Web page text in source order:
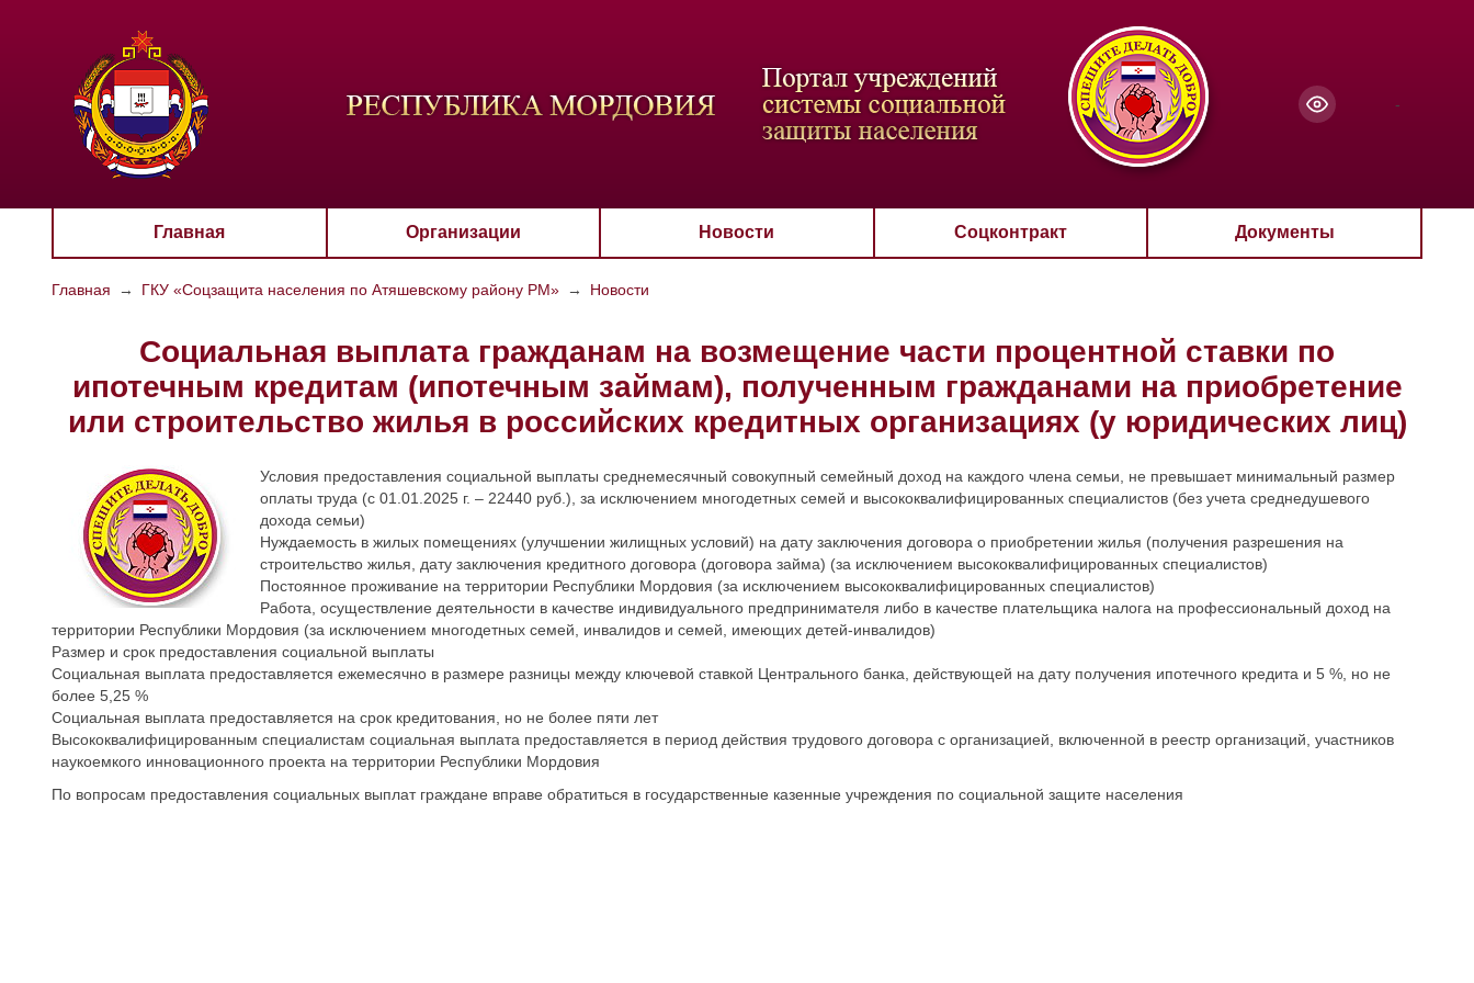
Скрыть Ч/б
-
Главная Организации Новости Соцконтракт Документы
Главная → ГКУ «Соцзащита населения по Атяшевскому району РМ» → Новости
Социальная выплата гражданам на возмещение части процентной ставки по
ипотечным кредитам (ипотечным займам), полученным гражданами на приобретение
или строительство жилья в российских кредитных организациях (у юридических лиц)
Условия предоставления социальной выплаты среднемесячный совокупный семейный доход на каждого члена семьи, не превышает минимальный размер
оплаты труда (с 01.01.2025 г. – 22440 руб.), за исключением многодетных семей и высококвалифицированных специалистов (без учета среднедушевого
дохода семьи)
Нуждаемость в жилых помещениях (улучшении жилищных условий) на дату заключения договора о приобретении жилья (получения разрешения на
строительство жилья, дату заключения кредитного договора (договора займа) (за исключением высококвалифицированных специалистов)
Постоянное проживание на территории Республики Мордовия (за исключением высококвалифицированных специалистов)
Работа, осуществление деятельности в качестве индивидуального предпринимателя либо в качестве плательщика налога на профессиональный доход на
территории Республики Мордовия (за исключением многодетных семей, инвалидов и семей, имеющих детей-инвалидов)
Размер и срок предоставления социальной выплаты
Социальная выплата предоставляется ежемесячно в размере разницы между ключевой ставкой Центрального банка, действующей на дату получения ипотечного кредита и 5 %, но не
более 5,25 %
Социальная выплата предоставляется на срок кредитования, но не более пяти лет
Высококвалифицированным специалистам социальная выплата предоставляется в период действия трудового договора с организацией, включенной в реестр организаций, участников
наукоемкого инновационного проекта на территории Республики Мордовия
По вопросам предоставления социальных выплат граждане вправе обратиться в государственные казенные учреждения по социальной защите населения